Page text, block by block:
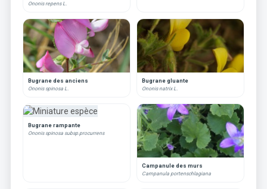
Ononis repens L.
Bugrane des anciens
Ononis spinosa L.
Bugrane gluante
Ononis natrix L.
Bugrane rampante
Ononis spinosa subsp.procurrens
Campanule des murs
Campanula portenschlagiana